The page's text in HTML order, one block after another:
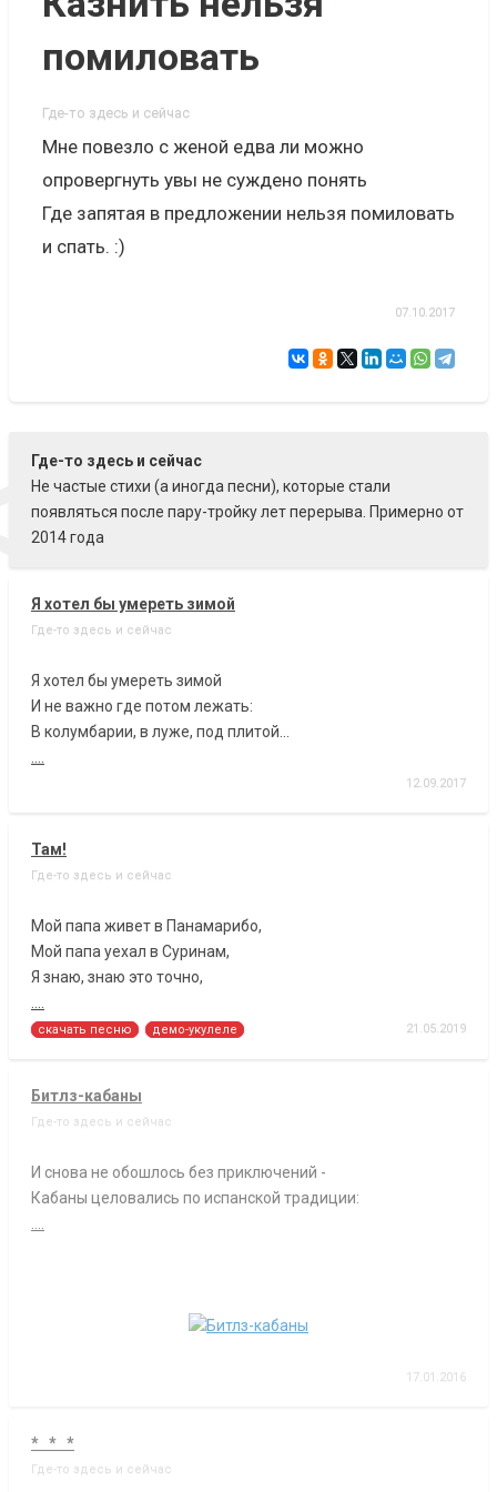
помиловать
Где-то здесь и сейчас
Мне повезло с женой едва ли можно
опровергнуть увы не суждено понять
Где запятая в предложении нельзя помиловать
и спать. :)
07.10.2017
Где-то здесь и сейчас
Не частые стихи (а иногда песни), которые стали
появляться после пару-тройку лет перерыва. Примерно от
2014 года
Я хотел бы умереть зимой
Где-то здесь и сейчас
Я хотел бы умереть зимой
И не важно где потом лежать:
В колумбарии, в луже, под плитой...
12.09.2017
Там!
Где-то здесь и сейчас
Мой папа живет в Панамарибо,
Мой папа уехал в Суринам,
Я знаю, знаю это точно,
скачать песню демо-укулеле 21.05.2019
Битлз-кабаны
Где-то здесь и сейчас
И снова не обошлось без приключений -
Кабаны целовались по испанской традиции:
17.01.2016
* * *
Где-то здесь и сейчас